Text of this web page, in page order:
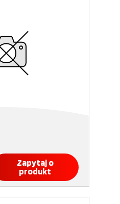
Zapytaj o
produkt